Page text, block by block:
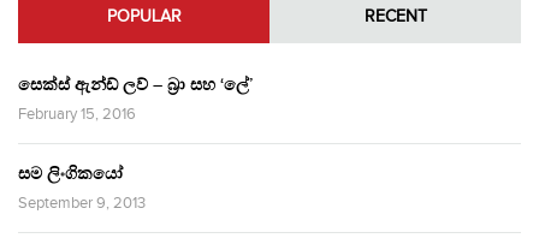
POPULAR RECENT
සෙක්ස් ඇන්ඩ් ලව් – බ්‍රා සහ ‘ලේ’
February 15, 2016
සම ලිංගිකයෝ
September 9, 2013